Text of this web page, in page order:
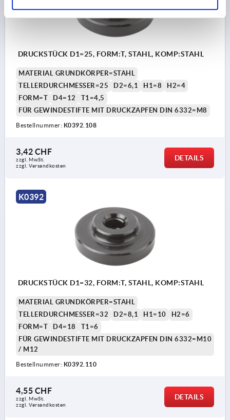
DRUCKSTÜCK D1=25, FORM:T, STAHL, KOMP:STAHL
MATERIAL GRUNDKÖRPER=STAHL
TELLERDURCHMESSER=25
D2=6,1 H1=8
H2=4
FORM=T
D4=12
T1=4,5
FÜR GEWINDESTIFTE MIT DRUCKZAPFEN DIN 6332=M8
Bestellnummer: K0392.108
3,42 CHF
zzgl. MwSt.
zzgl. Versandkosten
DETAILS
K0392
DRUCKSTÜCK D1=32, FORM:T, STAHL, KOMP:STAHL
MATERIAL GRUNDKÖRPER=STAHL
TELLERDURCHMESSER=32
D2=8,1 H1=10
H2=6
FORM=T
D4=18
T1=6
FÜR GEWINDESTIFTE MIT DRUCKZAPFEN DIN 6332=M10
/ M12
Bestellnummer: K0392.110
4,55 CHF
zzgl. MwSt.
zzgl. Versandkosten
DETAILS